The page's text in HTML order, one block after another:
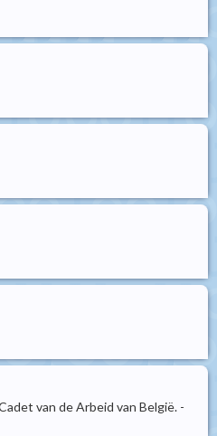
van de Arbeid van België. -